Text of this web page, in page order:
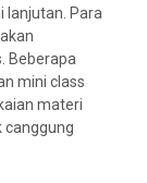
lanjutan. Para
Beberapa
mini class
materi
canggung